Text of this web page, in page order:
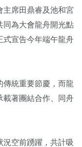
主席田鼎睿及池和宮
同為大會龍舟開光點
式宣告今年端午龍舟
傳統重要節慶，而龍
載著團結合作、同舟
空前踴躍，共計吸